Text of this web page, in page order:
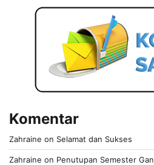
Komentar
Zahraine on Selamat dan Sukses
Zahraine on Penutupan Semester